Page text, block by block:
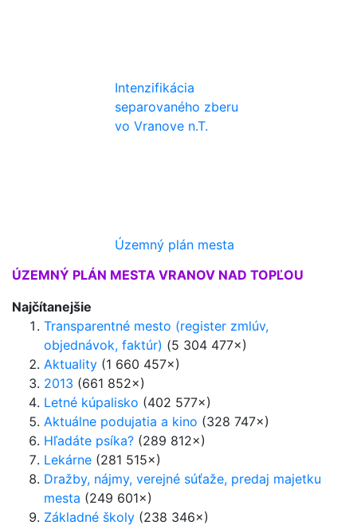
Intenzifikácia
separovaného zberu
vo Vranove n.T.
Územný plán mesta
ÚZEMNÝ PLÁN MESTA VRANOV NAD TOPĽOU
Najčítanejšie
Transparentné mesto (register zmlúv,
objednávok, faktúr) (5 304 477×)
Aktuality (1 660 457×)
2013 (661 852×)
Letné kúpalisko (402 577×)
Aktuálne podujatia a kino (328 747×)
Hľadáte psíka? (289 812×)
Lekárne (281 515×)
Dražby, nájmy, verejné súťaže, predaj majetku
mesta (249 601×)
Základné školy (238 346×)